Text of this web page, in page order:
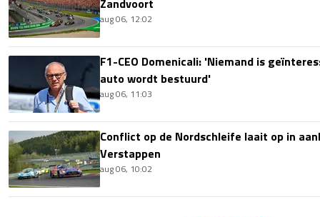
Zandvoort
aug 06, 12:02
F1-CEO Domenicali: 'Niemand is
auto wordt bestuurd'
aug 06, 11:03
Conflict op de Nordschleife laait op in
Verstappen
aug 06, 10:02